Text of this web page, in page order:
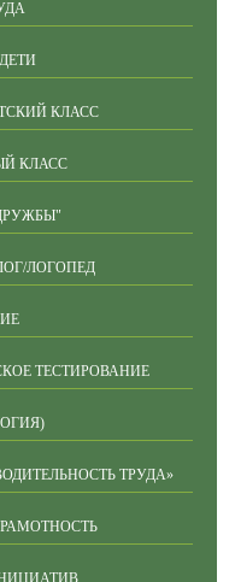
КЛАСС
КЛАСС
ЛОГОПЕД
ТЕСТИРОВАНИЕ
ТРУДА»